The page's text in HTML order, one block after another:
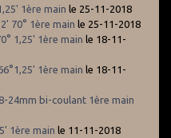
1ère main le 25-11-2018
70° 1ère main le 25-11-2018
1,25' 1ère main le 18-11-
1ère main le 18-11-
24mm bi-coulant 1ère main
1ère main le 11-11-2018